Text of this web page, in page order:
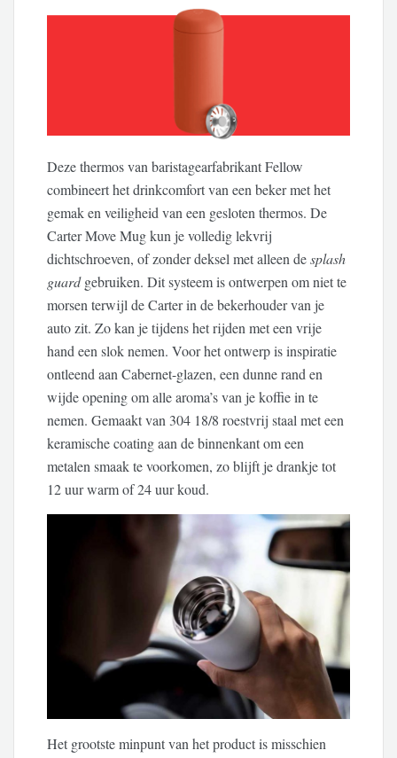
Deze thermos van baristagearfabrikant Fellow
combineert het drinkcomfort van een beker met het
gemak en veiligheid van een gesloten thermos. De
Carter Move Mug kun je volledig lekvrij
dichtschroeven, of zonder deksel met alleen desplash
guardgebruiken. Dit systeem is ontwerpen om niet te
morsen terwijl de Carter in de bekerhouder van je
auto zit. Zo kan je tijdens het rijden met een vrije
hand een slok nemen. Voor het ontwerp is inspiratie
ontleend aan Cabernet-glazen, een dunne rand en
wijde opening om alle aroma’s van je koffie in te
nemen. Gemaakt van 304 18/8 roestvrij staal met een
keramische coating aan de binnenkant om een
metalen smaak te voorkomen, zo blijft je drankje tot
12 uur warm of 24 uur koud.
Het grootste minpunt van het product is misschien